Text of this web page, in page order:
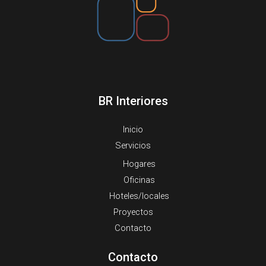
BR Interiores
Inicio
Servicios
Hogares
Oficinas
Hoteles/locales
Proyectos
Contacto
Contacto